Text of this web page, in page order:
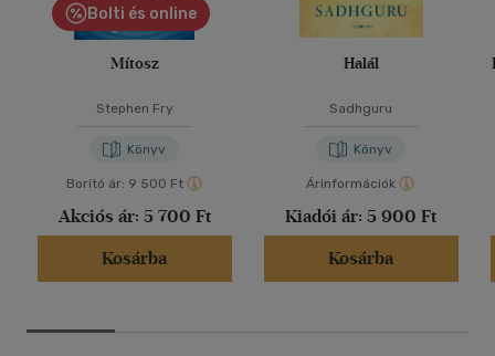
Bolti és online
Mítosz
Stephen Fry
Könyv
Borító ár: 9 500 Ft
Akciós ár: 5 700 Ft
Kosárba
Halál
Sadhguru
Könyv
Árinformációk
Kiadói ár: 5 900 Ft
Kosárba